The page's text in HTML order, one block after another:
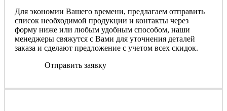
Для экономии Вашего времени, предлагаем отправить
список необходимой продукции и контакты через
форму ниже или любым удобным способом, наши
менеджеры свяжутся с Вами для уточнения деталей
заказа и сделают предложение с учетом всех скидок.
Отправить заявку